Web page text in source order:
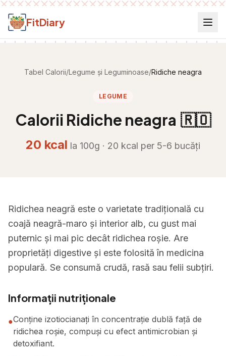
Salt la conținut
FitDiary
Tabel Calorii/Legume și Leguminoase/Ridiche neagra
LEGUME
Calorii Ridiche neagra 🇷🇴
20 kcal la 100g · 20 kcal per 5-6 bucăți
Ridichea neagră este o varietate tradițională cu
coajă neagră-maro și interior alb, cu gust mai
puternic și mai pic decât ridichea roșie. Are
proprietăți digestive și este folosită în medicina
populară. Se consumă crudă, rasă sau felii subțiri.
Informații nutriționale
●Conține izotiocianați în concentrație dublă față de
ridichea roșie, compuși cu efect antimicrobian și
detoxifiant.